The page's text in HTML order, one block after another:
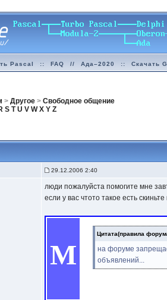
Pascal :: FAQ // Ада–2020 :: Скачать
>Другое >Свободное общение
S T U V W X Y Z
29.12.2006 2:40
люди пожалуйста помогите мне
если у вас чтото такое есть
М
Цитата(правила
на форуме
объявлений...